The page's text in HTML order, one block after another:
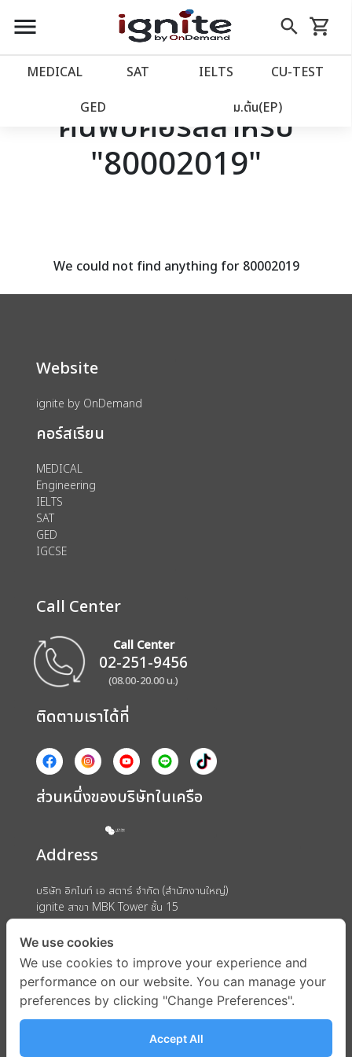
close
account_balance หน้าแรก
เว็บไซต์อิกไนท์
โปรโมชั่น
assignment ลงทะเบียน
menu search
Skip
to
shopping_cart
รถเข็น
MEDICAL SAT IELTS CU‑TEST
GED ม.ต้น(EP)
ค้นพบคอร์สสำหรับ
"80002019"
We could not find anything for 80002019
Website
ignite by OnDemand
คอร์สเรียน
MEDICAL
Engineering
IELTS
SAT
GED
IGCSE
Call Center
Call Center
02-251-9456
(08.00-20.00 น.)
ติดตามเราได้ที่
ส่วนหนึ่งของบริษัทในเครือ
Address
บริษัท อิกไนท์ เอ สตาร์ จำกัด (สำนักงานใหญ่)
ignite สาขา MBK Tower ชั้น 15
ถนนพญาไท แขวงวังใหม่ เขตปทุมวัน กรุงเทพมหานคร 10330
We use cookies
We use cookies to improve your experience and
performance on our website. You can manage your
preferences by clicking "Change Preferences".
Accept All